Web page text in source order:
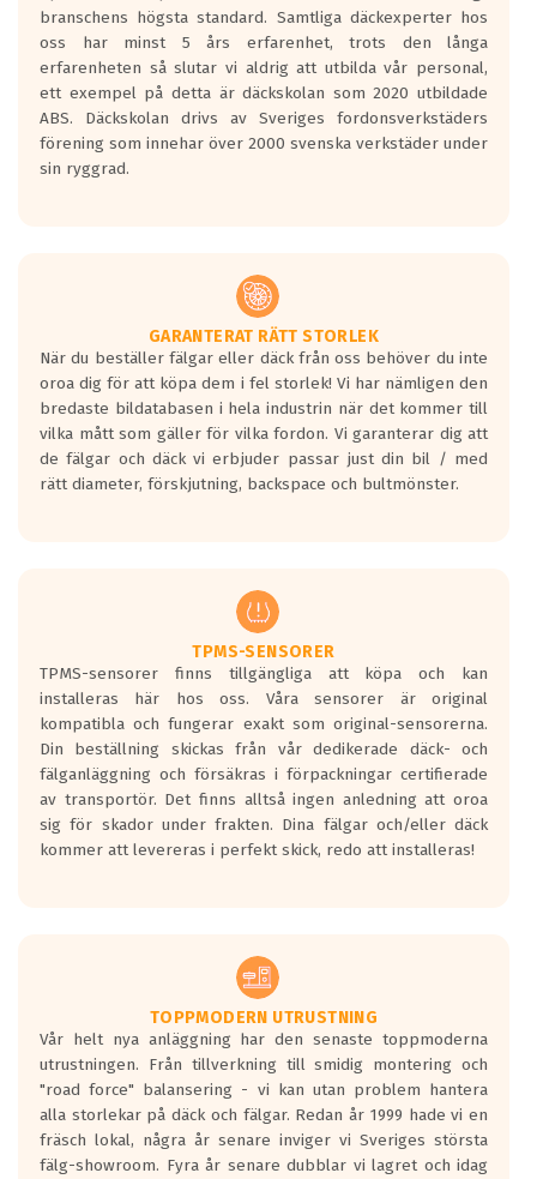
Inga D eller G betyg delas ut för
personbilar och lätta lastbilar.
Betyget sätts efter ett test där däcken
skall bromsa in på en väg där det ligger
0.5-1.5 mm vatten.
I 80km/h kommer skillnaden på
Vid körning i över 50km/h brukar
rullmotståndets ljud överträffa
motorljudet.
På däckmärkningen kommer det finnas
en symbol av ett däck med vågar. Hög
bullernivå markeras med svarta vågor
medans de vita vågorna påvisar om det är
ett tyst däck.
regelverket som introduceras år 2016.
Ett däck med två svarta vågor är redan
godkända för år 2016 nya regelverk.
Ett däck med en svart våg kommer vara
minst tre decibel tystare än det
regelverk som börjar gälla 2016.
branschens högsta standard. Samtliga däckexperter hos
oss har minst 5 års erfarenhet, trots den långa
erfarenheten så slutar vi aldrig att utbilda vår personal,
ett exempel på detta är däckskolan som 2020 utbildade
ABS. Däckskolan drivs av Sveriges fordonsverkstäders
förening som innehar över 2000 svenska verkstäder under
sin ryggrad.
GARANTERAT RÄTT STORLEK
När du beställer fälgar eller däck från oss behöver du inte
oroa dig för att köpa dem i fel storlek! Vi har nämligen den
bredaste bildatabasen i hela industrin när det kommer till
vilka mått som gäller för vilka fordon. Vi garanterar dig att
de fälgar och däck vi erbjuder passar just din bil / med
rätt diameter, förskjutning, backspace och bultmönster.
TPMS-SENSORER
TPMS-sensorer finns tillgängliga att köpa och kan
installeras här hos oss. Våra sensorer är original
kompatibla och fungerar exakt som original-sensorerna.
Din beställning skickas från vår dedikerade däck- och
fälganläggning och försäkras i förpackningar certifierade
av transportör. Det finns alltså ingen anledning att oroa
sig för skador under frakten. Dina fälgar och/eller däck
kommer att levereras i perfekt skick, redo att installeras!
TOPPMODERN UTRUSTNING
Vår helt nya anläggning har den senaste toppmoderna
utrustningen. Från tillverkning till smidig montering och
"road force" balansering - vi kan utan problem hantera
alla storlekar på däck och fälgar. Redan år 1999 hade vi en
fräsch lokal, några år senare inviger vi Sveriges största
fälg-showroom. Fyra år senare dubblar vi lagret och idag